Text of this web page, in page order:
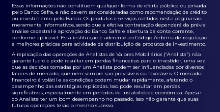
Essas informações não constituem qualquer forma de oferta pública ou privada
pelo Banco Safra, e não devem ser consideradas como recomendação de crédito
ou investimento pelo Banco. Os produtos e serviços contidos nesta página são
meramente informativos, sendo que a efetiva contratação dependerá da prévia
análise cadastral e aprovação do Banco Safra e abertura da conta corrente,
conforme aplicável. Esta instituição é aderente ao Código Anbima de regulação
e melhores práticas para atividade de distribuição de produtos de investimento.
A replicação das operações de Analistas de Valores Mobiliários (“Analista”) não
garante lucro e pode resultar em perdas financeiras para o investidor, uma vez
que as decisões tomadas por um Analista podem ser influenciadas por diversos
fatores de mercado, que nem sempre são previsíveis ou favoráveis. O mercado
financeiro é volátil e as condições podem mudar rapidamente, afetando o
desempenho das estratégias replicadas. Isso pode resultar em perdas
significativas, especialmente em períodos de instabilidade econômica. Apesar
do Analista ter um bom desempenho no passado, isso não garante que suas
futuras operações terão o mesmo sucesso.